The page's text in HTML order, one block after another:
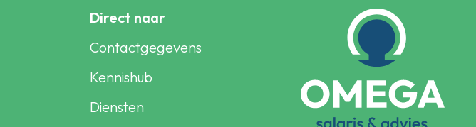
Direct naar
Contactgegevens
Kennishub
Diensten